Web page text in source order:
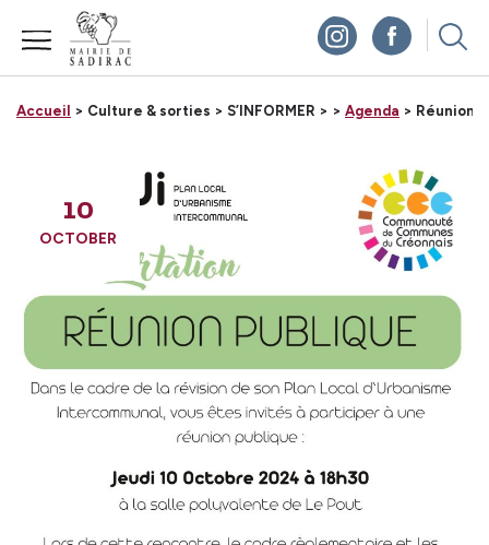
Accueil > Culture & sorties > S’INFORMER > > Agenda > Réunion
10
OCTOBER
Panneau de gestion des cookies